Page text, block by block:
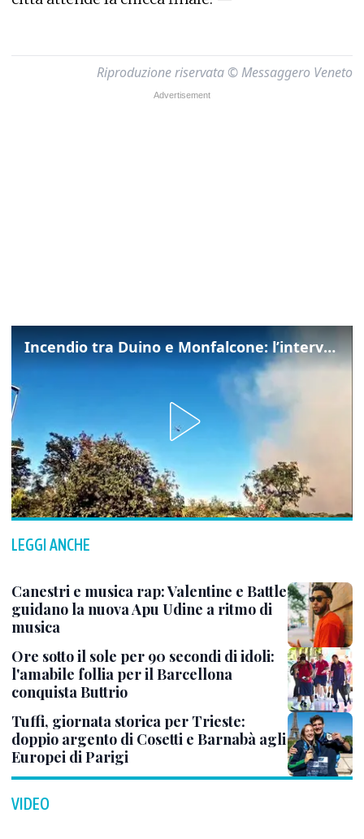
Riproduzione riservata © Messaggero Veneto
Incendio tra Duino e Monfalcone: l’intervento dei vigili del fuoco
LEGGI ANCHE
Canestri e musica rap: Valentine e Battle
guidano la nuova Apu Udine a ritmo di
musica
Ore sotto il sole per 90 secondi di idoli:
l'amabile follia per il Barcellona
conquista Buttrio
Tuffi, giornata storica per Trieste:
doppio argento di Cosetti e Barnabà agli
Europei di Parigi
VIDEO